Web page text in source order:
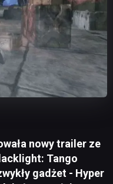
nowy trailer ze
Tango
gadżet - Hyper